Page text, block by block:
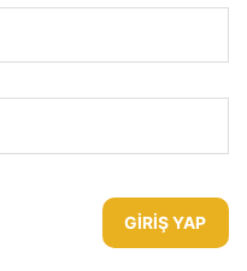
GIRIŞ YAP